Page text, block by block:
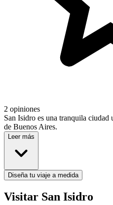
2 opiniones
San Isidro es una tranquila ciudad
de Buenos Aires.
Leer más
Diseña tu viaje a medida
Visitar San Isidro